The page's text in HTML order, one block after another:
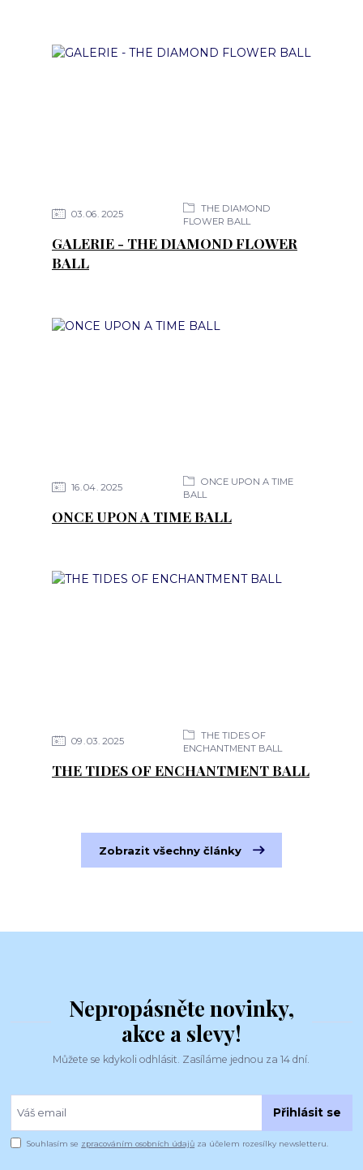
03 06 2025
THE DIAMOND
FLOWER BALL
GALERIE - THE DIAMOND FLOWER
BALL
16 04 2025
ONCE UPON A TIME
BALL
ONCE UPON A TIME BALL
09 03 2025
THE TIDES OF
ENCHANTMENT BALL
THE TIDES OF ENCHANTMENT BALL
Zobrazit všechny články
Nepropásněte novinky,
akce a slevy!
Můžete se kdykoli odhlásit. Zasíláme jednou za 14 dní.
Přihlásit se
Souhlasím se zpracováním osobních údajů za účelem rozesílky newsletteru.